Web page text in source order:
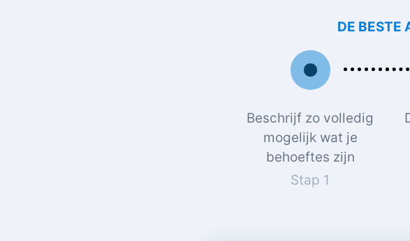
DE BESTE
Beschrijf zo volledig
mogelijk wat je
behoeftes zijn
Stap 1